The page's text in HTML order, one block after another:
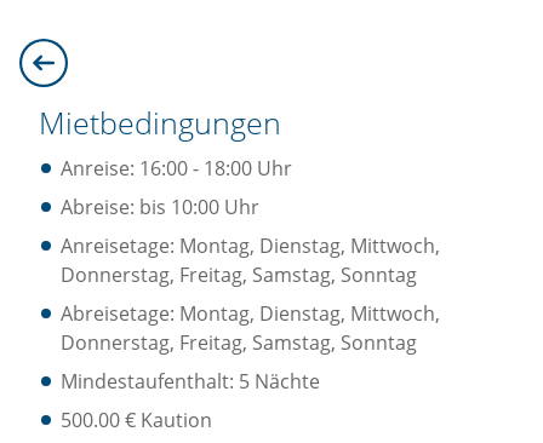
Mietbedingungen
Anreise: 16:00 - 18:00 Uhr
Abreise: bis 10:00 Uhr
Anreisetage: Montag, Dienstag, Mittwoch,
Donnerstag, Freitag, Samstag, Sonntag
Abreisetage: Montag, Dienstag, Mittwoch,
Donnerstag, Freitag, Samstag, Sonntag
Mindestaufenthalt: 5 Nächte
500.00 € Kaution